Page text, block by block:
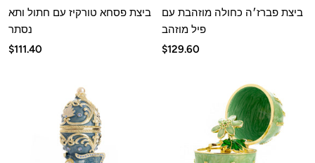
ביצת פברז׳ה כחולה מוזהבת עם
פיל מוזהב
מחיר
$129.60
ביצת פסחא טורקיז עם חתול ותא
נסתר
מחיר
$111.40